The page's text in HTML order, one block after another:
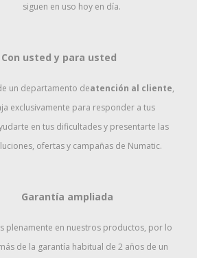
siguen en uso hoy en día.
Con usted y para usted
un departamento deatención al cliente,
exclusivamente para responder a tus
en tus dificultades y presentarte las
ofertas y campañas de Numatic.
Garantía ampliada
plenamente en nuestros productos, por lo
de la garantía habitual de 2 años de un